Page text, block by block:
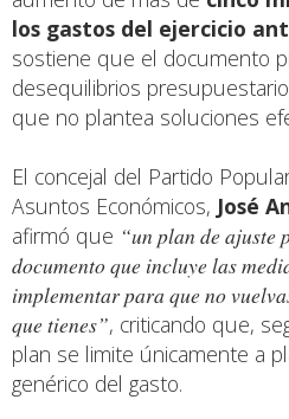
los gastos del ejercicio
sostiene que el documento
desequilibrios
que no plantea soluciones
El concejal del Partido
Asuntos Económicos, José
afirmó que “un plan de ajuste
documento que incluye las
implementar para que no
que tienes”, criticando que,
plan se limite únicamente a
genérico del gasto.